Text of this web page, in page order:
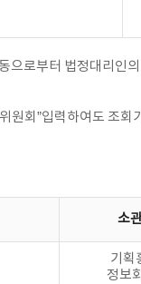
으로부터 법정대리인
회”입력하여도 조회
소
기획
정보